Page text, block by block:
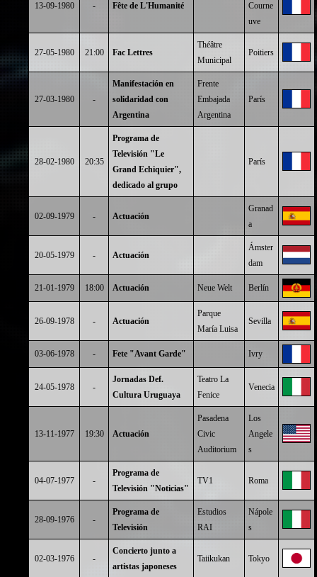
13-09-1980 - Fête de L'Humanité
Courne
uve
27-05-1980 21:00 Fac Lettres
Théâtre
Municipal
Poitiers
27-03-1980 -
Manifestación en
solidaridad con
Argentina
Frente
Embajada
Argentina
París
28-02-1980 20:35
Programa de
Televisión "Le
Grand Echiquier",
dedicado al grupo
París
02-09-1979 - Actuación
Granad
a
20-05-1979 - Actuación
Ámster
dam
21-01-1979 18:00 Actuación Neue Welt Berlín
26-09-1978 - Actuación
Parque
María Luisa
Sevilla
03-06-1978 - Fete "Avant Garde" Ivry
24-05-1978 -
Jornadas Def.
Cultura Uruguaya
Teatro La
Fenice
Venecia
13-11-1977 19:30 Actuación
Pasadena
Civic
Auditorium
Los
Angele
s
04-07-1977 -
Programa de
Televisión "Noticias"
TV1 Roma
28-09-1976 -
Programa de
Televisión
Estudios
RAI
Nápole
s
02-03-1976 -
Concierto junto a
artistas japoneses
Taiikukan Tokyo